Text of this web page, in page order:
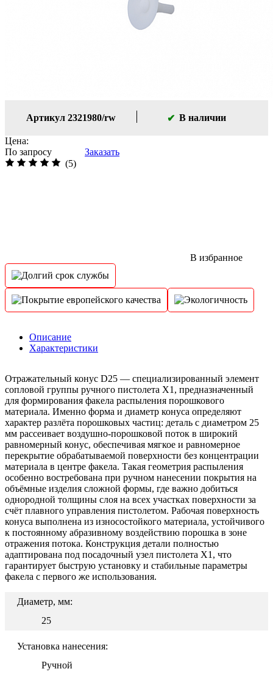
Артикул 2321980/rw В наличии
Цена:
По запросу
Заказать
(5)
В избранное
Описание
Характеристики
Отражательный конус D25 — специализированный элемент
сопловой группы ручного пистолета Х1, предназначенный
для формирования факела распыления порошкового
материала. Именно форма и диаметр конуса определяют
характер разлёта порошковых частиц: деталь с диаметром 25
мм рассеивает воздушно-порошковой поток в широкий
равномерный конус, обеспечивая мягкое и равномерное
перекрытие обрабатываемой поверхности без концентрации
материала в центре факела. Такая геометрия распыления
особенно востребована при ручном нанесении покрытия на
объёмные изделия сложной формы, где важно добиться
однородной толщины слоя на всех участках поверхности за
счёт плавного управления пистолетом. Рабочая поверхность
конуса выполнена из износостойкого материала, устойчивого
к постоянному абразивному воздействию порошка в зоне
отражения потока. Конструкция детали полностью
адаптирована под посадочный узел пистолета Х1, что
гарантирует быструю установку и стабильные параметры
факела с первого же использования.
Диаметр, мм:
25
Установка нанесения:
Ручной